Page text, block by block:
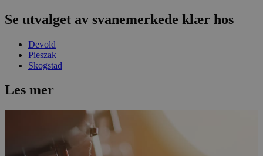
Se utvalget av svanemerkede klær hos
Devold
Pieszak
Skogstad
Les mer